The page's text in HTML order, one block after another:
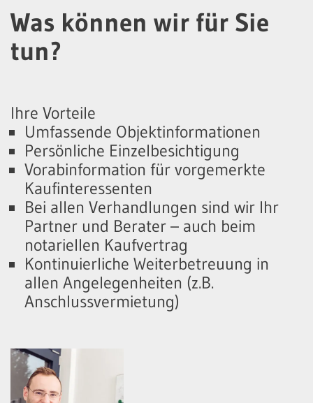
Was können wir für Sie
tun?
Ihre Vorteile
Umfassende Objektinformationen
Persönliche Einzelbesichtigung
Vorabinformation für vorgemerkte
Kaufinteressenten
Bei allen Verhandlungen sind wir Ihr
Partner und Berater – auch beim
notariellen Kaufvertrag
Kontinuierliche Weiterbetreuung in
allen Angelegenheiten (z.B.
Anschlussvermietung)